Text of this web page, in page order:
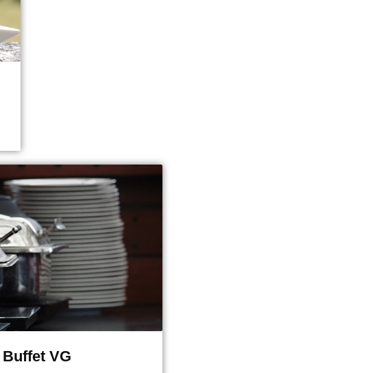
Buffet VG